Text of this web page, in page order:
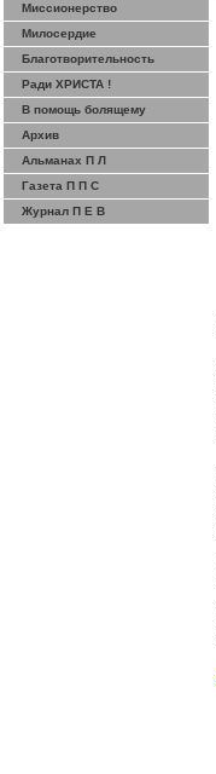
Миссионерство
Милосердие
Благотворительность
Ради ХРИСТА !
В помощь болящему
Архив
Альманах П Л
Газета П П С
Журнал П Е В